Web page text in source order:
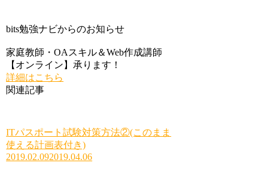
bits勉強ナビからのお知らせ
家庭教師・OAスキル＆Web作成講師
【オンライン】承ります！
詳細はこちら
関連記事
ITパスポート試験対策方法②(このまま
使える計画表付き)
2019.02.092019.04.06